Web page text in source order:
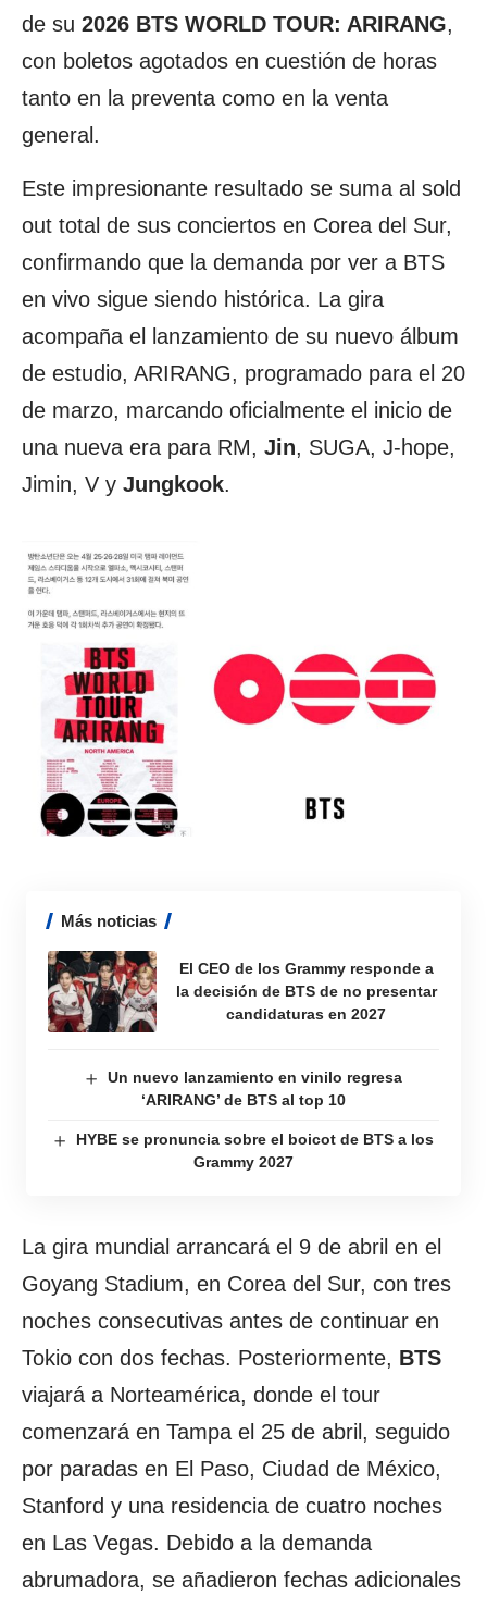
de su 2026 BTS WORLD TOUR: ARIRANG,
con boletos agotados en cuestión de horas
tanto en la preventa como en la venta
general.
Este impresionante resultado se suma al sold
out total de sus conciertos en Corea del Sur,
confirmando que la demanda por ver a BTS
en vivo sigue siendo histórica. La gira
acompaña el lanzamiento de su nuevo álbum
de estudio, ARIRANG, programado para el 20
de marzo, marcando oficialmente el inicio de
una nueva era para RM, Jin, SUGA, J-hope,
Jimin, V y Jungkook.
Más noticias
El CEO de los Grammy responde a
la decisión de BTS de no presentar
candidaturas en 2027
Un nuevo lanzamiento en vinilo regresa
‘ARIRANG’ de BTS al top 10
HYBE se pronuncia sobre el boicot de BTS a los
Grammy 2027
La gira mundial arrancará el 9 de abril en el
Goyang Stadium, en Corea del Sur, con tres
noches consecutivas antes de continuar en
Tokio con dos fechas. Posteriormente, BTS
viajará a Norteamérica, donde el tour
comenzará en Tampa el 25 de abril, seguido
por paradas en El Paso, Ciudad de México,
Stanford y una residencia de cuatro noches
en Las Vegas. Debido a la demanda
abrumadora, se añadieron fechas adicionales